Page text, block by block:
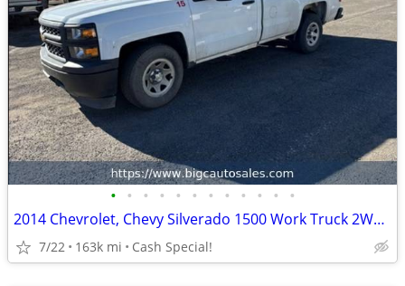
• • • • • • • • • • • •
2014 Chevrolet, Chevy Silverado 1500 Work Truck 2WT Regular Cab Long Box 2WD - F
7/22 163k mi Cash Special!